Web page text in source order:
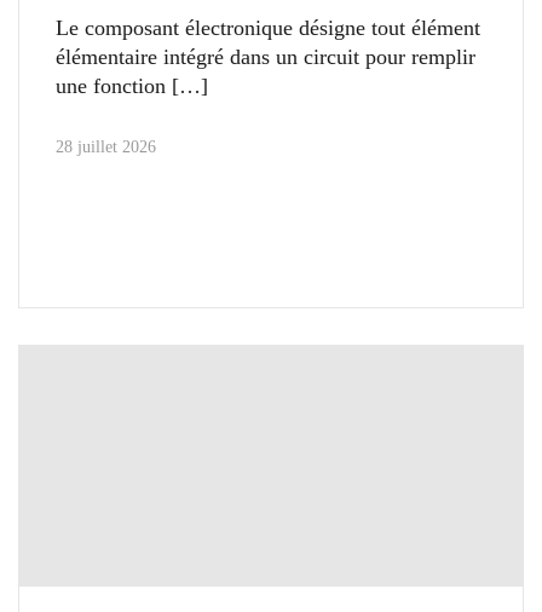
Le composant électronique désigne tout élément
élémentaire intégré dans un circuit pour remplir
une fonction
28 juillet 2026